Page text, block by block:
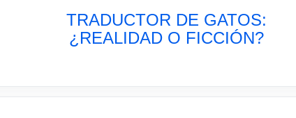
TRADUCTOR DE GATOS:
¿REALIDAD O FICCIÓN?